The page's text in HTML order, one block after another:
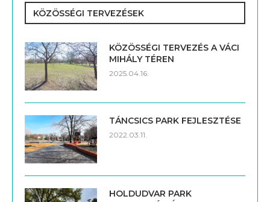
KÖZÖSSÉGI TERVEZÉSEK
KÖZÖSSÉGI TERVEZÉS A VÁCI
MIHÁLY TÉREN
2025.04.16.
TÁNCSICS PARK FEJLESZTÉSE
2022.03.11.
HOLDUDVAR PARK